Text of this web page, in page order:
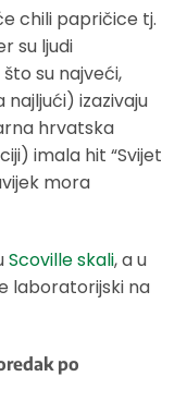
chili papričice tj.
su ljudi
su najveći,
najljući) izazivaju
hrvatska
imala hit “Svijet
mora
Scoville skali, a u
laboratorijski na
po